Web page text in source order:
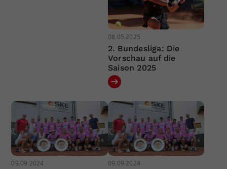
08.05.2025
2. Bundesliga: Die
Vorschau auf die
Saison 2025
09.09.2024 09.09.2024